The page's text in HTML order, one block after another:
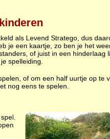
als Levend Stratego, dus
je een kaartje, zo ben je het
of juist in een hinderlaag
spelleiding.
of om een half uurtje op te
nog eens te spelen.